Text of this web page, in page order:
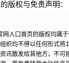
版权与免责声明：
网入口首页的版权均属
织均不得以任何形式
讯散发给其他方，不